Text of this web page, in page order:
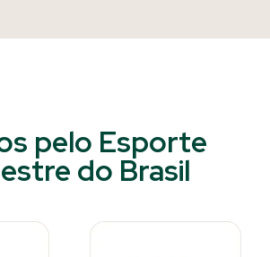
pelo Esporte
do Brasil​